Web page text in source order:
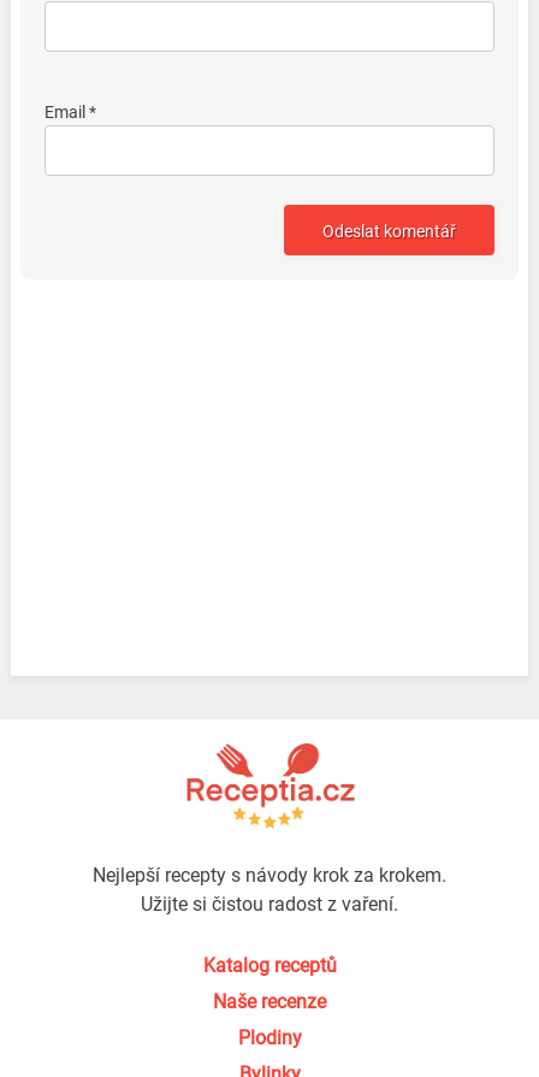
Email *
Nejlepší recepty s návody krok za krokem.
Užijte si čistou radost z vaření.
Katalog receptů
Naše recenze
Plodiny